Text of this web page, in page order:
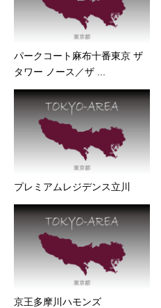
パークコート麻布十番東京 ザ
タワー ノース／ザ ...
プレミアムレジデンス立川
京王多摩川ハモンズ